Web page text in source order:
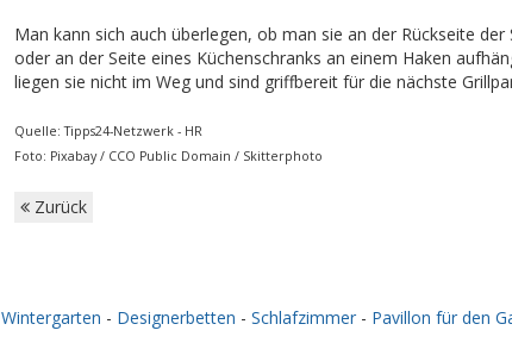
Man kann sich auch überlegen, ob man sie an der Rückseite
oder an der Seite eines Küchenschranks an einem Haken
liegen sie nicht im Weg und sind griffbereit für die nächste
Quelle: Tipps24-Netzwerk - HR
Foto: Pixabay / CCO Public Domain / Skitterphoto
Zurück
Wintergarten - Designerbetten - Schlafzimmer - Pavillon für den